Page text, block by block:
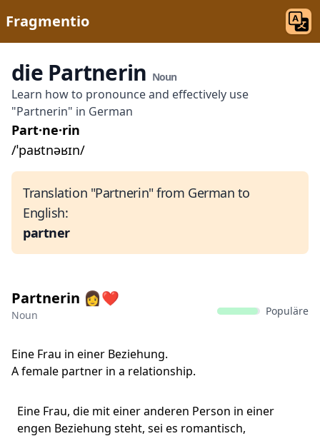
Fragmentio
die Partnerin Noun
Learn how to pronounce and effectively use
"Partnerin" in German
Part·ne·rin
/ˈpaʁtnəʁɪn/
Translation "Partnerin" from German to
English:
partner
Partnerin 👩‍❤
Noun Populäre
Eine Frau in einer Beziehung.
A female partner in a relationship.
Eine Frau, die mit einer anderen Person in einer
engen Beziehung steht, sei es romantisch,